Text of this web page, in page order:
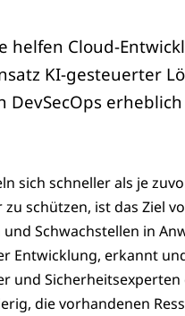
helfen Cloud-
KI-gesteuerter
DevSecOps
sich schneller als je
schützen, ist das Ziel
Schwachstellen in
Entwicklung, erkannt
und
die vorhandenen